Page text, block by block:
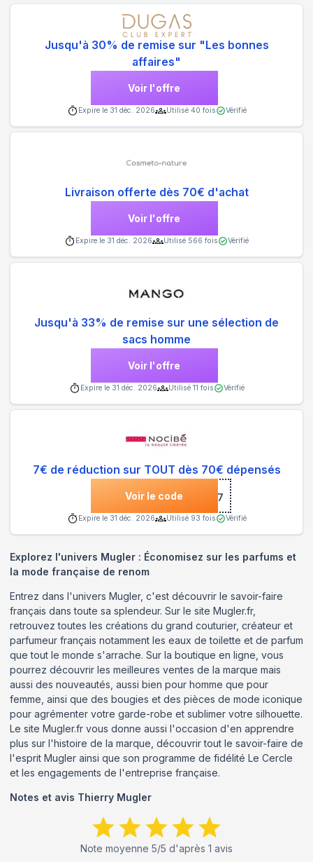
Jusqu'à 30% de remise sur "Les bonnes
affaires"
Voir l'offre
Expire le 31 déc. 2026 Utilisé 40 fois Vérifié
Livraison offerte dès 70€ d'achat
Voir l'offre
Expire le 31 déc. 2026 Utilisé 566 fois Vérifié
Jusqu'à 33% de remise sur une sélection de
sacs homme
Voir l'offre
Expire le 31 déc. 2026 Utilisé 11 fois Vérifié
7€ de réduction sur TOUT dès 70€ dépensés
Voir le code ***697
Expire le 31 déc. 2026 Utilisé 93 fois Vérifié
Explorez l'univers Mugler : Économisez sur les parfums et
la mode française de renom
Entrez dans l'univers Mugler, c'est découvrir le savoir-faire
français dans toute sa splendeur. Sur le site Mugler.fr,
retrouvez toutes les créations du grand couturier, créateur et
parfumeur français notamment les eaux de toilette et de parfum
que tout le monde s'arrache. Sur la boutique en ligne, vous
pourrez découvrir les meilleures ventes de la marque mais
aussi des nouveautés, aussi bien pour homme que pour
femme, ainsi que des bougies et des pièces de mode iconique
pour agrémenter votre garde-robe et sublimer votre silhouette.
Le site Mugler.fr vous donne aussi l'occasion d'en apprendre
plus sur l'histoire de la marque, découvrir tout le savoir-faire de
l'esprit Mugler ainsi que son programme de fidélité Le Cercle
et les engagements de l'entreprise française.
Notes et avis Thierry Mugler
Note moyenne 5/5 d'après 1 avis